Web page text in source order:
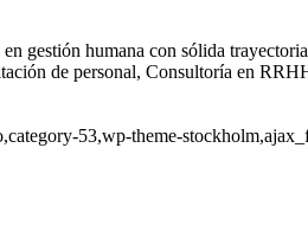
gestión humana con sólida
de personal, Consultoría en
53,wp-theme-